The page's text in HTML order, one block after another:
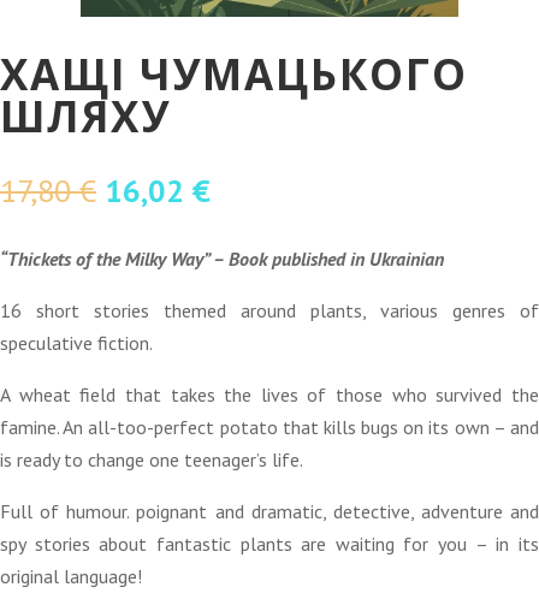
ХАЩІ ЧУМАЦЬКОГО
ШЛЯХУ
17,80€ O
original
17,80 €.
16,02 €O
atual
16,02 €.
“Thickets of the Milky Way” – Book published in Ukrainian
16 short stories themed around plants, various genres of
speculative fiction.
A wheat field that takes the lives of those who survived the
famine. An all-too-perfect potato that kills bugs on its own – and
is ready to change one teenager’s life.
Full of humour. poignant and dramatic, detective, adventure and
spy stories about fantastic plants are waiting for you – in its
original language!